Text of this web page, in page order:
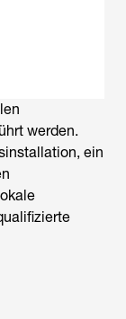
werden.
ein